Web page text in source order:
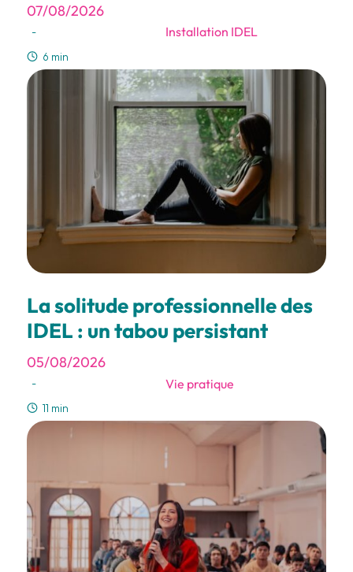
07/08/2026
- Installation IDEL
6 min
La solitude professionnelle des
IDEL : un tabou persistant
05/08/2026
- Vie pratique
11 min